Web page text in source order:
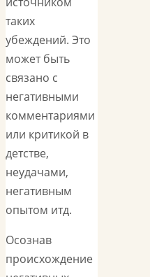
таких
убеждений. Это
может быть
связано с
негативными
комментариями
или критикой в
детстве,
неудачами,
негативным
опытом итд.
Осознав
происхождение